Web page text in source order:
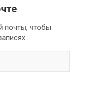
почты, чтобы